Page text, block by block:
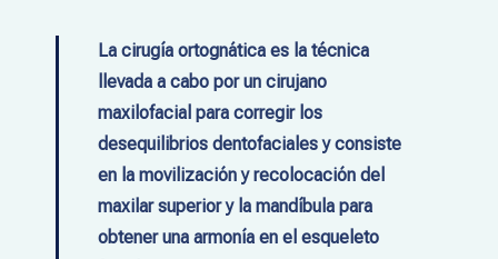
La cirugía ortognática es la técnica
llevada a cabo por un cirujano
maxilofacial para corregir los
desequilibrios dentofaciales y consiste
en la movilización y recolocación del
maxilar superior y la mandíbula para
obtener una armonía en el esqueleto